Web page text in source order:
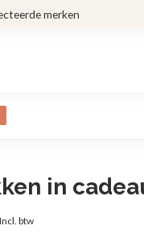
merken
in
Incl. btw